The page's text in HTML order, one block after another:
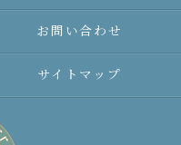
お問い合わせ
サイトマップ